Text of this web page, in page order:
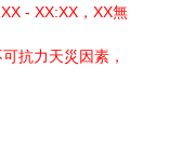
- XX:XX，XX無
抗力天災因素，